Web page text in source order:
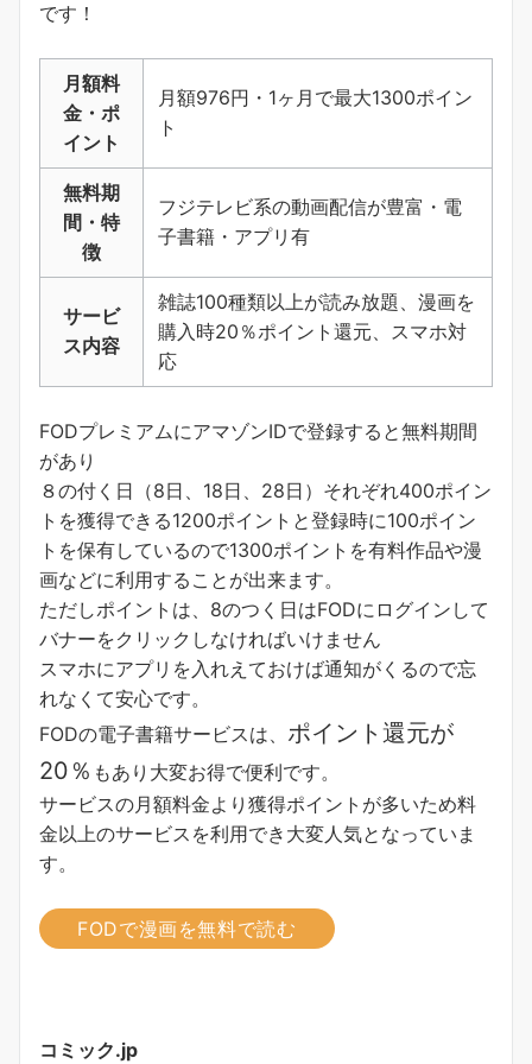
です！
月額料
金・ポ
イント
月額976円・1ヶ月で最大1300ポイン
ト
無料期
間・特
徴
フジテレビ系の動画配信が豊富・電
子書籍・アプリ有
サービ
ス内容
雑誌100種類以上が読み放題、漫画を
購入時20％ポイント還元、スマホ対
応
FODプレミアムにアマゾンIDで登録すると無料期間
があり
８の付く日（8日、18日、28日）それぞれ400ポイン
トを獲得できる1200ポイントと登録時に100ポイン
トを保有しているので1300ポイントを有料作品や漫
画などに利用することが出来ます。
ただしポイントは、8のつく日はFODにログインして
バナーをクリックしなければいけません
スマホにアプリを入れえておけば通知がくるので忘
れなくて安心です。
FODの電子書籍サービスは、 ポイント還元が
20％ もあり大変お得で便利です。
サービスの月額料金より獲得ポイントが多いため料
金以上のサービスを利用でき大変人気となっていま
す。
FODで漫画を無料で読む
コミック.jp